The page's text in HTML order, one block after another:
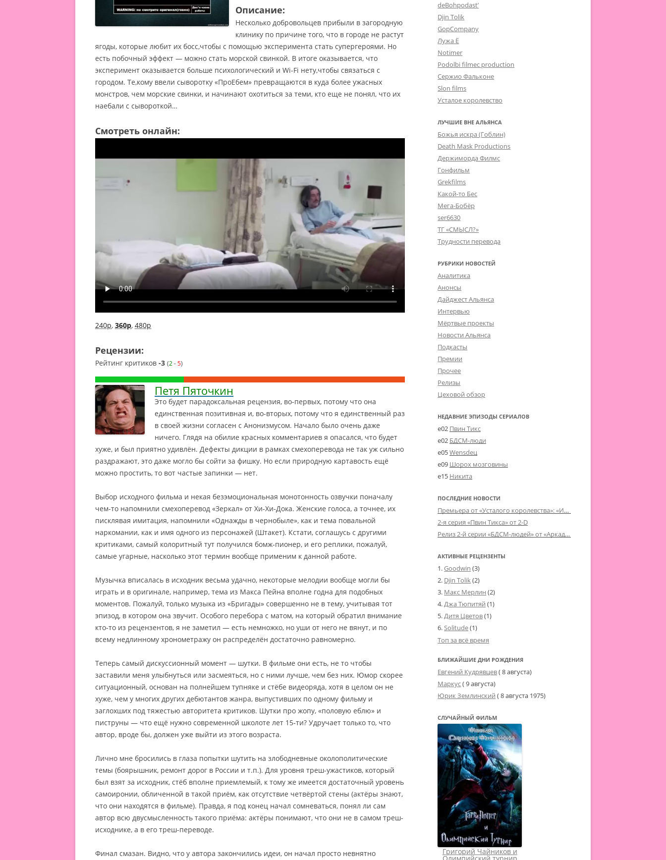
Описание:
Несколько добровольцев прибыли в загородную
клинику по причине того, что в городе не растут
ягоды, которые любит их босс,чтобы с помощью эксперимента стать супергероями. Но
есть побочный эффект — можно стать морской свинкой. В итоге оказывается, что
эксперимент оказывается больше психологический и Wi-Fi нету,чтобы связаться с
городом. Те,кому ввели сыворотку «ПроЕбем» превращаются в куда более ужасных
монстров, чем морские свинки, и начинают охотиться за теми, кто еще не понял, что их
наебали с сывороткой…
Смотреть онлайн:
240p, 360p, 480p
Рецензии:
Рейтинг критиков -3 (2 - 5)
Петя Пяточкин
Это будет парадоксальная рецензия, во-первых, потому что она
единственная позитивная и, во-вторых, потому что я единственный раз
в своей жизни согласен с Анонизмусом. Начало было очень даже
ничего. Глядя на обилие красных комментариев я опасался, что будет
хуже, и был приятно удивлён. Дефекты дикции в рамках смехоперевода не так уж сильно
раздражают, это даже могло бы сойти за фишку. Но если природную картавость ещё
можно простить, то вот частые запинки — нет.
Выбор исходного фильма и некая безэмоциональная монотонность озвучки поначалу
чем-то напомнили смехоперевод «Зеркал» от Хи-Хи-Дока. Женские голоса, а точнее, их
писклявая имитация, напомнили «Однажды в чернобыле», как и тема повальной
наркомании, как и имя одного из персонажей (Штакет). Кстати, соглашусь с другими
критиками, самый колоритный тут получился бомж-пионер, и его реплики, пожалуй,
самые угарные, насколько этот термин вообще применим к данной работе.
Музычка вписалась в исходник весьма удачно, некоторые мелодии вообще могли бы
играть и в оригинале, например, тема из Макса Пейна вполне годна для подобных
моментов. Пожалуй, только музыка из «Бригады» совершенно не в тему, учитывая тот
эпизод, в котором она звучит. Особого перебора с матом, на который обратил внимание
кто-то из рецензентов, я не заметил — есть немножко, но уши от него не вянут, и по
всему недлинному хронометражу он распределён достаточно равномерно.
Теперь самый дискуссионный момент — шутки. В фильме они есть, не то чтобы
заставили меня улыбнуться или засмеяться, но с ними лучше, чем без них. Юмор скорее
ситуационный, основан на полнейшем тупняке и стёбе видеоряда, хотя в целом он не
хуже, чем у многих других дебютантов жанра, выпустивших по одному фильму и
заглохших под тяжестью авторитета критиков. Шутки про жопу, «половую еблю» и
пиструны — что ещё нужно современной школоте лет 15-ти? Удручает только то, что
автор, вроде бы, должен уже выйти из этого возраста.
Лично мне бросились в глаза попытки шутить на злободневные околополитические
темы (боярышник, ремонт дорог в России и т.п.). Для уровня треш-ужастиков, который
был взят за исходник, стёб вполне приемлемый, к тому же имеется достаточный уровень
самоиронии, обличенной в такой приём, как отсутствие четвёртой стены (актёры знают,
что они находятся в фильме). Правда, я под конец начал сомневаться, понял ли сам
автор всю двусмысленность такого приёма: актёры понимают, что они не в самом треш-
исходнике, а в его треш-переводе.
Финал смазан. Видно, что у автора закончились идеи, он начал просто невнятно
deBohpodast’
Djin Tolik
GopCompany
Лужа Ё
Notimer
Podolbi filmec production
Сержио Фальконе
Slon films
Усталое королевство
ЛУЧШИЕ ВНЕ АЛЬЯНСА
Божья искра (Гоблин)
Death Mask Productions
Держиморда Филмс
Гонфильм
Grekfilms
Какой-то Бес
Мега-Бобёр
ser6630
ТГ «СМЫСЛ?»
Трудности перевода
РУБРИКИ НОВОСТЕЙ
Аналитика
Анонсы
Дайджест Альянса
Интервью
Мёртвые проекты
Новости Альянса
Подкасты
Премии
Прочее
Релизы
Цеховой обзор
НЕДАВНИЕ ЭПИЗОДЫ СЕРИАЛОВ
e02 Пвин Тикс
e02 БДСМ-люди
e05Wensdeц
e09 Шорох мозговины
e15 Никита
ПОСЛЕДНИЕ НОВОСТИ
Премьера от «Усталого королевства»: «Игорь начал»
2-я серия «Пвин Тикса» от 2-D
Релиз 2-й серии «БДСМ-людей» от «Аркада Фильм»
АКТИВНЫЕ РЕЦЕНЗЕНТЫ
Goodwin (3)
Djin Tolik(2)
Макс Мерлин (2)
Джа Тюпитяй (1)
Дитя Цветов(1)
Solitude(1)
Топ за всё время
БЛИЖАЙШИЕ ДНИ РОЖДЕНИЯ
Евгений Кудрявцев( 8 августа)
Маркус( 9 августа)
Юрик Землинский (8 августа 1975)
СЛУЧАЙНЫЙ ФИЛЬМ
Григорий Чайников и